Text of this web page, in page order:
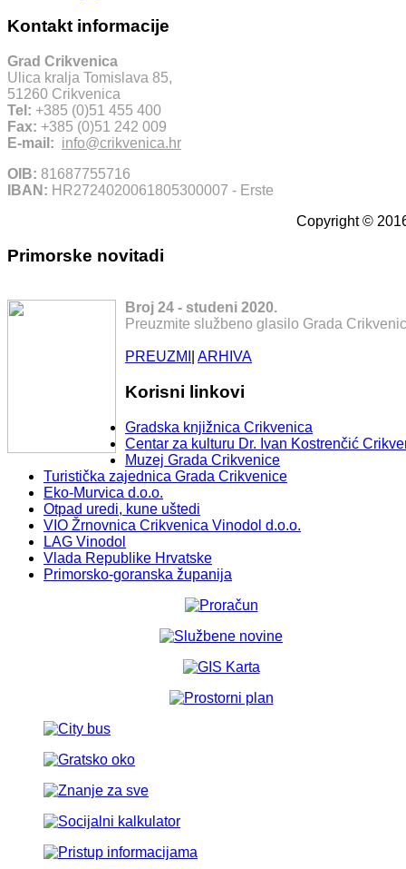
Kontakt informacije
Grad Crikvenica
Ulica kralja Tomislava 85,
51260 Crikvenica
Tel: +385 (0)51 455 400
Fax: +385 (0)51 242 009
E-mail: info@crikvenica.hr
OIB: 81687755716
IBAN: HR2724020061805300007 - Erste
Copyright ©
Primorske novitadi
Broj 24 - studeni 2020.
Preuzmite službeno glasilo Grada
PREUZMI ARHIVA
Korisni linkovi
Gradska knjižnica Crikvenica
Centar za kulturu Dr. Ivan Kostrenčić
Muzej Grada Crikvenice
Turistička zajednica Grada Crikvenice
Eko-Murvica d.o.o.
Otpad uredi, kune uštedi
VIO Žrnovnica Crikvenica Vinodol d.o.o.
LAG Vinodol
Vlada Republike Hrvatske
Primorsko-goranska županija